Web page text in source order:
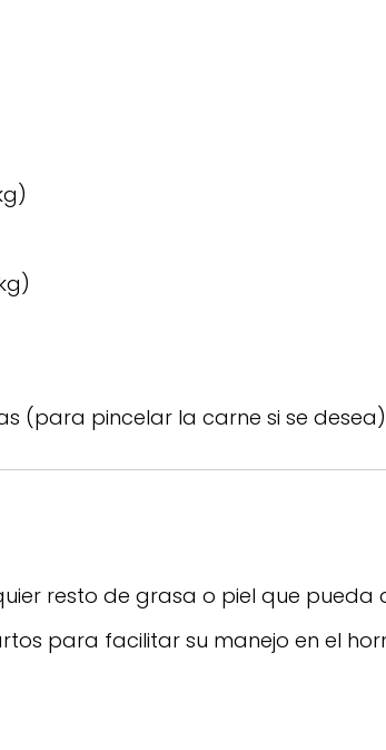
(para pincelar la carne si se
resto de grasa o piel que pueda
para facilitar su manejo en el